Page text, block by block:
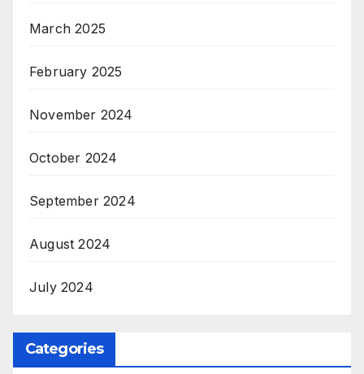
March 2025
February 2025
November 2024
October 2024
September 2024
August 2024
July 2024
Categories